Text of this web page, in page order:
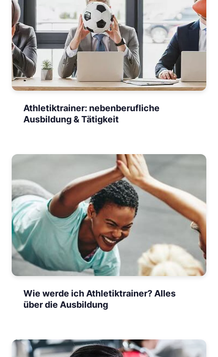
Athletiktrainer: nebenberufliche
Ausbildung & Tätigkeit
Wie werde ich Athletiktrainer? Alles
über die Ausbildung